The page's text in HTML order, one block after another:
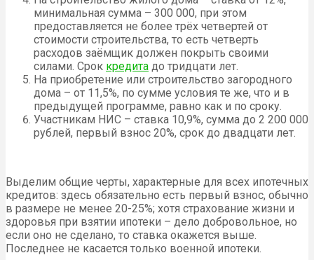
минимальная сумма – 300 000, при этом
предоставляется не более трёх четвертей от
стоимости строительства, то есть четверть
расходов заёмщик должен покрыть своими
силами. Срок кредита до тридцати лет.
На приобретение или строительство загородного
дома – от 11,5%, по сумме условия те же, что и в
предыдущей программе, равно как и по сроку.
Участникам НИС – ставка 10,9%, сумма до 2 200 000
рублей, первый взнос 20%, срок до двадцати лет.
Выделим общие черты, характерные для всех ипотечных
кредитов: здесь обязательно есть первый взнос, обычно
в размере не менее 20-25%; хотя страхование жизни и
здоровья при взятии ипотеки – дело добровольное, но
если оно не сделано, то ставка окажется выше.
Последнее не касается только военной ипотеки.